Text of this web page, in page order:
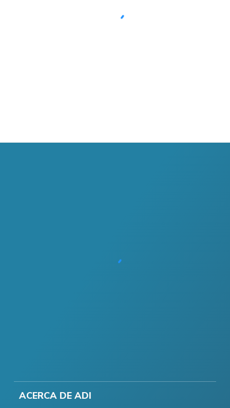
ACERCA DE ADI